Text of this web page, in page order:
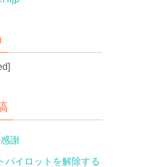
謝
パイロットを解除する